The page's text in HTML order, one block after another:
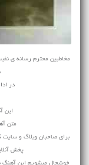
مخاطبین محترم رسانه ی
در
این
متن
برای صاحبان وبلاگ و سایت
پخش
خوشحال میشویم این آهنگ